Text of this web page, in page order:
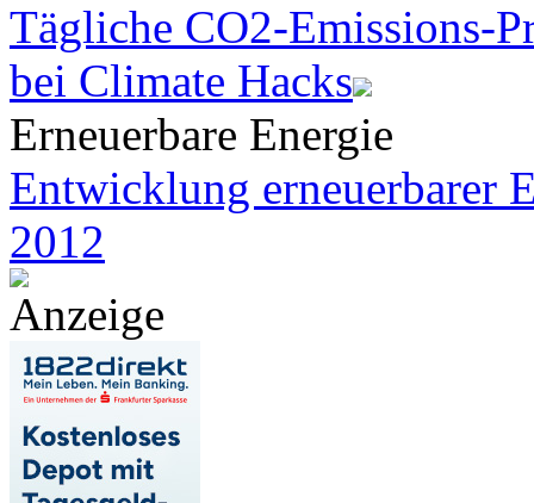
Tägliche CO2-Emissions-
bei Climate Hacks
Erneuerbare Energie
Entwicklung erneuerbarer
2012
Anzeige